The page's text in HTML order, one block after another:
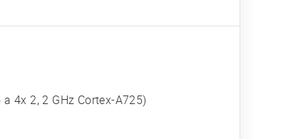
4x 2, 2 GHz Cortex-A725)